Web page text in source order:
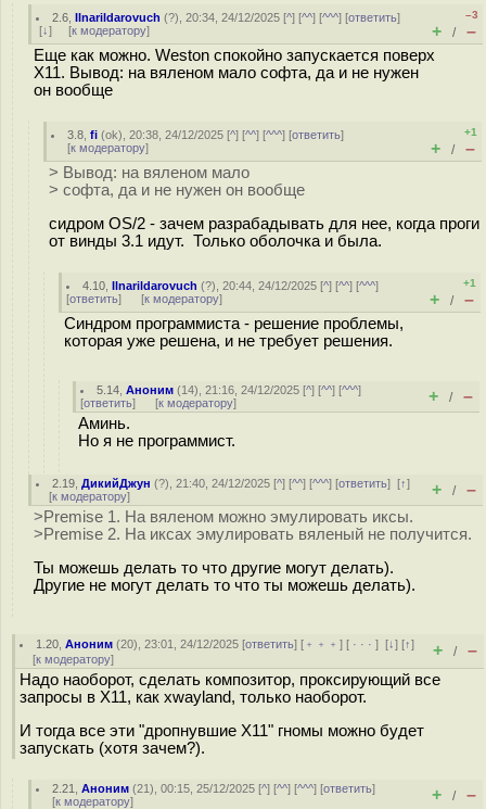
2.6 ,Ilnarildarovuch (?), 20:34, 24/12/2025 [^] [^^] [^^^] [ответить]
[↓] [к модератору]
–3
+ / –
Еще как можно. Weston спокойно запускается поверх
X11. Вывод: на вяленом мало софта, да и не нужен
он вообще
3.8 ,fi (ok), 20:38, 24/12/2025 [^] [^^] [^^^] [ответить]
[к модератору]
+1
+ / –
> Вывод: на вяленом мало
> софта, да и не нужен он вообще
сидром OS/2 - зачем разрабадывать для нее, когда проги
от винды 3.1 идут. Только оболочка и была.
4.10 ,Ilnarildarovuch (?), 20:44, 24/12/2025 [^] [^^] [^^^]
[ответить] [к модератору]
+1
+ / –
Синдром программиста - решение проблемы,
которая уже решена, и не требует решения.
5.14 ,Аноним (14), 21:16, 24/12/2025 [^] [^^] [^^^]
[ответить] [к модератору] + / –
Аминь.
Но я не программист.
2.19 ,ДикийДжун (?), 21:40, 24/12/2025 [^] [^^] [^^^] [ответить][↑]
[к модератору] + / –
>Premise 1. На вяленом можно эмулировать иксы.
>Premise 2. На иксах эмулировать вяленый не получится.
Ты можешь делать то что другие могут делать).
Другие не могут делать то что ты можешь делать).
1.20 ,Аноним (20), 23:01, 24/12/2025 [ответить] [ ﹢﹢﹢] [ · · ·][↓] [↑]
[к модератору] + / –
Надо наоборот, сделать композитор, проксирующий все
запросы в Х11, как xwayland, только наоборот.
И тогда все эти "дропнувшие Х11" гномы можно будет
запускать (хотя зачем?).
2.21 ,Аноним (21), 00:15, 25/12/2025 [^] [^^] [^^^] [ответить]
[к модератору] + / –